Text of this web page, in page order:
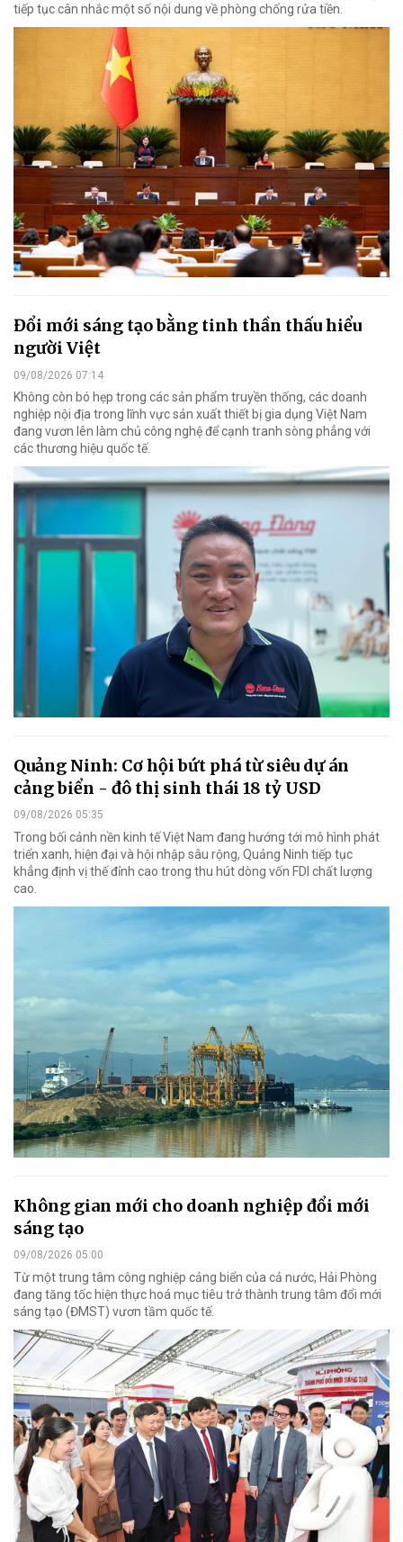
tiếp tục cân nhắc một số nội dung về phòng chống rửa tiền.
Đổi mới sáng tạo bằng tinh thần thấu hiểu
người Việt
09/08/2026 07:14
Không còn bó hẹp trong các sản phẩm truyền thống, các doanh
nghiệp nội địa trong lĩnh vực sản xuất thiết bị gia dụng Việt Nam
đang vươn lên làm chủ công nghệ để cạnh tranh sòng phẳng với
các thương hiệu quốc tế.
Quảng Ninh: Cơ hội bứt phá từ siêu dự án
cảng biển - đô thị sinh thái 18 tỷ USD
09/08/2026 05:35
Trong bối cảnh nền kinh tế Việt Nam đang hướng tới mô hình phát
triển xanh, hiện đại và hội nhập sâu rộng, Quảng Ninh tiếp tục
khẳng định vị thế đỉnh cao trong thu hút dòng vốn FDI chất lượng
cao.
Không gian mới cho doanh nghiệp đổi mới
sáng tạo
09/08/2026 05:00
Từ một trung tâm công nghiệp cảng biển của cả nước, Hải Phòng
đang tăng tốc hiện thực hoá mục tiêu trở thành trung tâm đổi mới
sáng tạo (ĐMST) vươn tầm quốc tế.